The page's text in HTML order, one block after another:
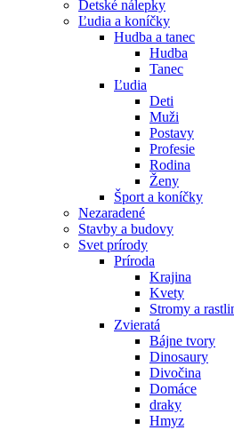
Detské nálepky
Ľudia a koníčky
Hudba a tanec
Hudba
Tanec
Ľudia
Deti
Muži
Postavy
Profesie
Rodina
Ženy
Šport a koníčky
Nezaradené
Stavby a budovy
Svet prírody
Príroda
Krajina
Kvety
Stromy a
Zvieratá
Bájne tvory
Dinosaury
Divočina
Domáce
draky
Hmyz